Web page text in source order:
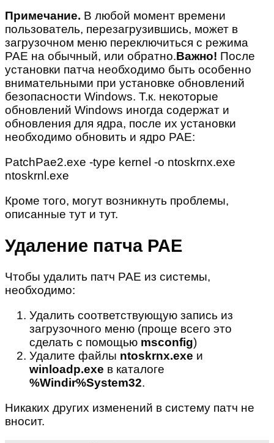
Примечание. В любой момент времени
пользователь, перезагрузившись, может в
загрузочном меню переключиться с режима
PAE на обычный, или обратно.Важно! После
установки патча необходимо быть особенно
внимательными при установке обновлений
безопасности Windows. Т.к. некоторые
обновлений Windows иногда содержат и
обновления для ядра, после их установки
необходимо обновить и ядро PAE:
PatchPae2.exe -type kernel -o ntoskrnx.exe
ntoskrnl.exe
Кроме того, могут возникнуть проблемы,
описанные тут и тут.
Удаление патча PAE
Чтобы удалить патч PAE из системы,
необходимо:
Удалить соответствующую запись из
загрузочного меню (проще всего это
сделать с помощью msconfig)
Удалите файлы ntoskrnx.exe и
winloadp.exe в каталоге
%Windir%System32.
Никаких других изменений в систему патч не
вносит.